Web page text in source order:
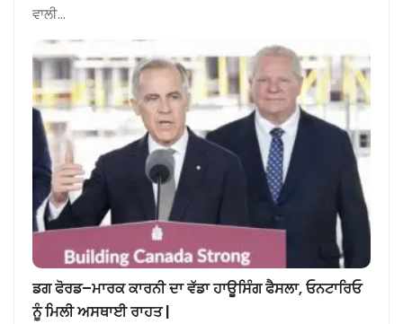
ਵਾਲੀ…
ਡਗ ਫੋਰਡ–ਮਾਰਕ ਕਾਰਨੀ ਦਾ ਵੱਡਾ ਹਾਊਸਿੰਗ ਫੈਸਲਾ, ਓਨਟਾਰਿਓ
ਨੂੰ ਮਿਲੀ ਅਸਥਾਈ ਰਾਹਤ |